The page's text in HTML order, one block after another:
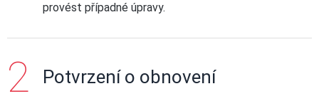
provést případné úpravy.
Potvrzení o obnovení